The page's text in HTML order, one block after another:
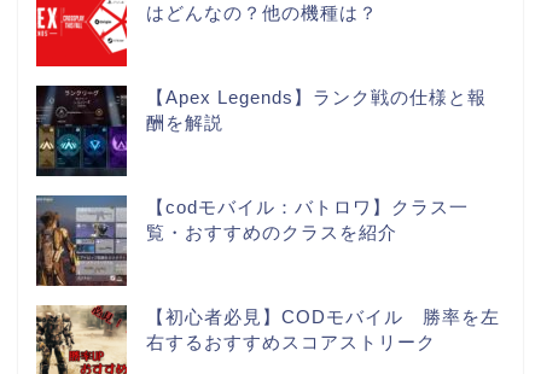
はどんなの？他の機種は？
【Apex Legends】ランク戦の仕様と報
酬を解説
【codモバイル：バトロワ】クラス一
覧・おすすめのクラスを紹介
【初心者必見】CODモバイル 勝率を左
右するおすすめスコアストリーク